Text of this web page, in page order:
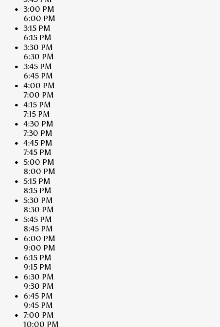
3:00 PM
6:00 PM
3:15 PM
6:15 PM
3:30 PM
6:30 PM
3:45 PM
6:45 PM
4:00 PM
7:00 PM
4:15 PM
7:15 PM
4:30 PM
7:30 PM
4:45 PM
7:45 PM
5:00 PM
8:00 PM
5:15 PM
8:15 PM
5:30 PM
8:30 PM
5:45 PM
8:45 PM
6:00 PM
9:00 PM
6:15 PM
9:15 PM
6:30 PM
9:30 PM
6:45 PM
9:45 PM
7:00 PM
10:00 PM